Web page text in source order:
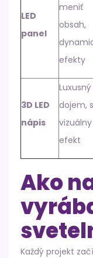
LED
panel
meniť
obsah,
efekty
3D LED
nápis
Luxusný
dojem,
vizuálny
efekt
Ako
Každý projekt